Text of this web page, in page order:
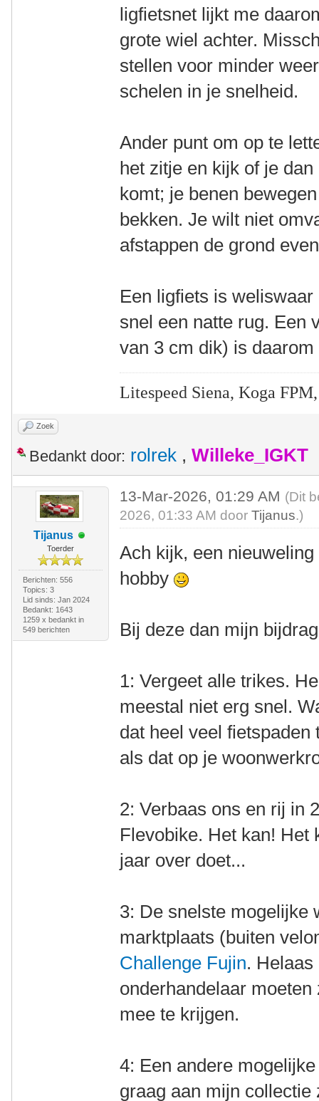
ligfietsnet lijkt me
grote wiel achter.
stellen voor minder
schelen in je snelheid.
Ander punt om op te
het zitje en kijk of je
komt; je benen
bekken. Je wilt niet
afstappen de grond
Een ligfiets is
snel een natte rug. Een
van 3 cm dik) is
Litespeed Siena, Koga
Zoek
Bedankt door: rolrek , Willeke_IGKT
Tijanus
Toerder
Berichten: 556
Topics: 3
Lid sinds: Jan 2024
Bedankt: 1643
1259 x bedankt in
549 berichten
13-Mar-2026, 01:29 AM (Dit
2026, 01:33 AM doorTijanus.)
Ach kijk, een
hobby
Bij deze dan mijn
1: Vergeet alle trikes.
meestal niet erg snel.
dat heel veel
als dat op je
2: Verbaas ons en rij in
Flevobike. Het kan! Het
jaar over doet...
3: De snelste mogelijke
marktplaats (buiten
Challenge Fujin.
onderhandelaar
mee te krijgen.
4: Een andere
graag aan mijn